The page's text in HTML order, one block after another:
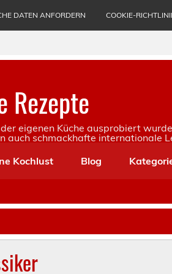
DATEN ANFORDERN COOKIE-
Rezepte
eigenen Küche ausprobiert
auch schmackhafte internationale
Kochlust
Blog